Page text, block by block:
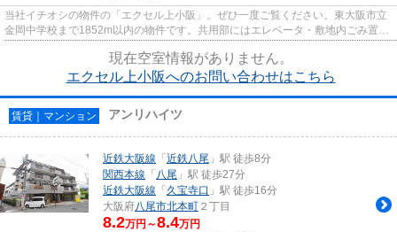
当社イチオシの物件の「エクセル上小阪」。ぜひ一度ご覧ください。東大阪市立
金岡中学校まで1852m以内の物件です。共用部にはエレベータ・敷地内ごみ置き
場などが揃っております。場所...
現在空室情報がありません。
エクセル上小阪へのお問い合わせはこちら
賃貸｜マンション アンリハイツ
近鉄大阪線 「近鉄八尾 」駅 徒歩8分
関西本線 「 八尾 」駅 徒歩27分
近鉄大阪線 「久宝寺口 」駅 徒歩16分
大阪府八尾市北本町 ２丁目
8.2万円～8.4万円